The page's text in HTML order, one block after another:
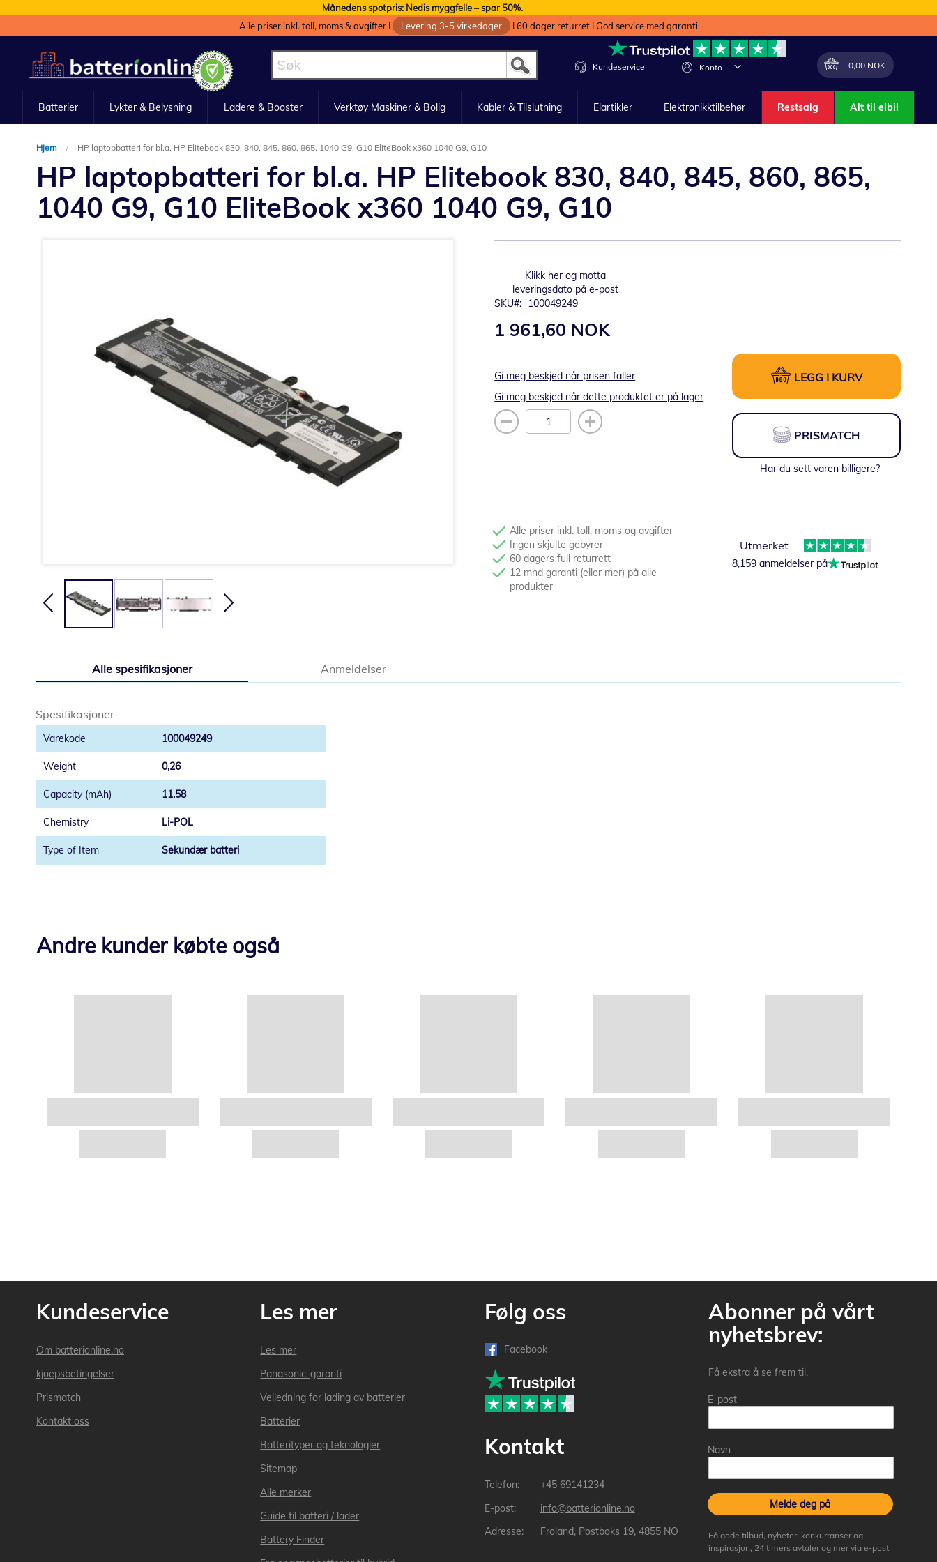
Månedens spotpris: Nedis myggfelle – spar 50%.
Alle priser inkl. toll, moms & avgifter I
Levering 3-5 virkedager I 60 dager returret I God service med garanti
til
innhold
Konto Endring
Min handlekurv
0,00 NOK
Kundeservice
Batterier Lykter & Belysning Ladere & Booster Verktøy Maskiner & Bolig Kabler & Tilslutning Elartikler Elektronikktilbehør Restsalg Alt til elbil
Hjem HP laptopbatteri for bl.a. HP Elitebook 830, 840, 845, 860, 865, 1040 G9, G10 EliteBook x360 1040 G9, G10
HP laptopbatteri for bl.a. HP Elitebook 830, 840, 845, 860, 865,
1040 G9, G10 EliteBook x360 1040 G9, G10
Klikk her og motta
leveringsdato på e-post
SKU
100049249
1 961,60 NOK
Gi meg beskjed når prisen faller
Gi meg beskjed når dette produktet er på lager
LEGG I KURV
PRISMATCH
Har du sett varen billigere?
Alle priser inkl. toll, moms og avgifter
Ingen skjulte gebyrer
60 dagers full returrett
12 mnd garanti (eller mer) på alle
produkter
Utmerket
8,159 anmeldelser på
av
Alle spesifikasjoner
Spesifikasjoner
100049249
0,26
11.58
Li-POL
Sekundær batteri
Anmeldelser
Andre kunder købte også
Kundeservice
Om batterionline.no
kjoepsbetingelser
Prismatch
Kontakt oss
Les mer
Les mer
Panasonic-garanti
Veiledning for lading av batterier
Batterier
Batterityper og teknologier
Sitemap
Alle merker
Guide til batteri / lader
Battery Finder
Følg oss
Facebook
Kontakt
+45 69141234
info@batterionline.no
Froland, Postboks 19, 4855 NO
Abonner på vårt
nyhetsbrev:
Få ekstra å se frem til.
E-post
Navn
Melde deg på
Få gode tilbud, nyheter, konkurranser og
inspirasjon, 24 timers avtaler og mer via e-post.